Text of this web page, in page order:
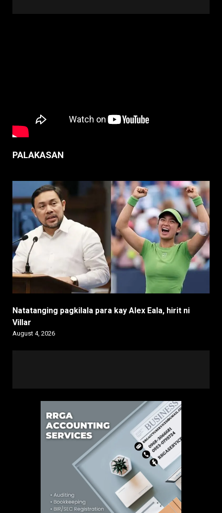
PALAKASAN
Natatanging pagkilala para kay Alex Eala, hirit ni
Villar
August 4, 2026